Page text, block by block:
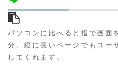
パソコンに比べると指で画面
分、縦に長いページでもユー
してくれます。